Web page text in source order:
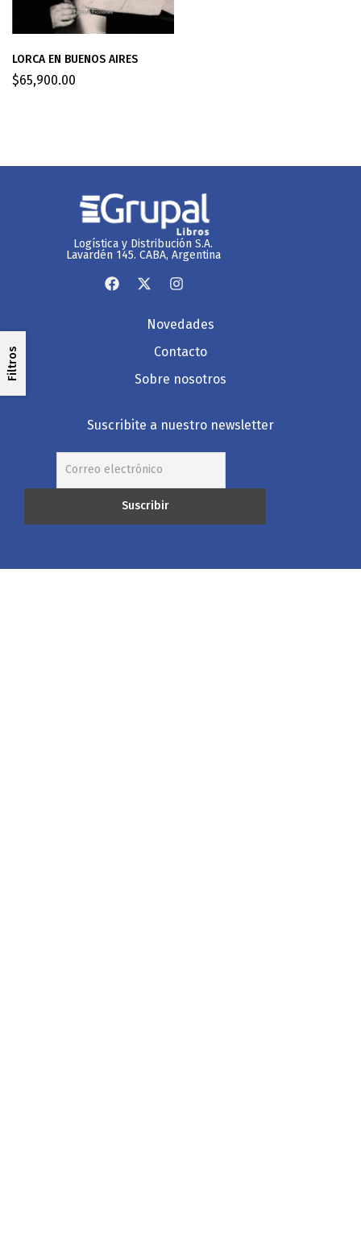
Filtros
LORCA EN BUENOS AIRES
$65,900.00
Logística y Distribución S.A.
Lavardén 145. CABA, Argentina
Novedades
Contacto
Sobre nosotros
Suscribite a nuestro newsletter